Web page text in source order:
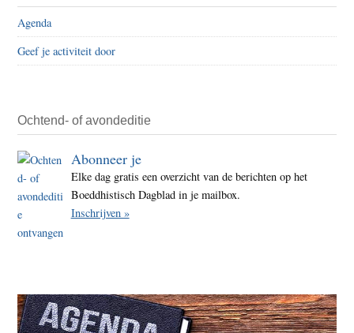
Agenda
Geef je activiteit door
Ochtend- of avondeditie
Abonneer je
Elke dag gratis een overzicht van de berichten op het
Boeddhistisch Dagblad in je mailbox.
Inschrijven »